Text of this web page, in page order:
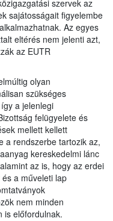
szervek az
sajátosságait figyelembe
Az egyes
eltérés nem jelenti azt,
az EUTR
olyan
szükséges
a jelenlegi
felügyelete és
mellett kellett
a rendszerbe tartozik az,
kereskedelmi lánc
az is, hogy az erdei
a műveleti lap
nem minden
is előfordulnak.